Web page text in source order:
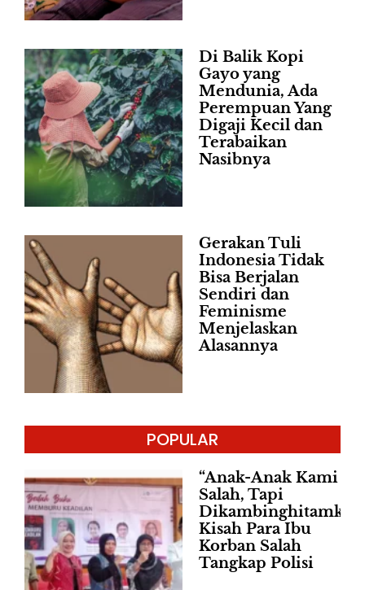
Di Balik Kopi
Gayo yang
Mendunia, Ada
Perempuan Yang
Digaji Kecil dan
Terabaikan
Nasibnya
Gerakan Tuli
Indonesia Tidak
Bisa Berjalan
Sendiri dan
Feminisme
Menjelaskan
Alasannya
POPULAR
“Anak-Anak Kami
Salah, Tapi
Kisah Para Ibu
Korban Salah
Tangkap Polisi